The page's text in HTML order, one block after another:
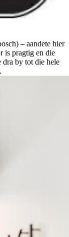
– aandete hier
is pragtig en die
dra by tot die hele